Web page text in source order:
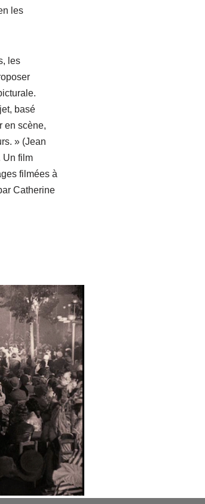
les
les
basé
en scène,
» (Jean
Un film
filmées à
Catherine